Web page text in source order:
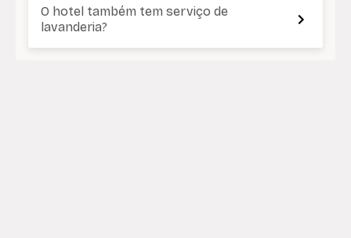
O hotel também tem serviço de
lavanderia?